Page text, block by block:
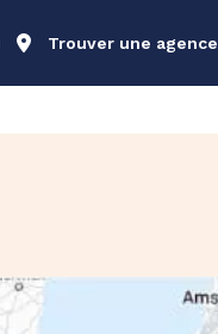
Trouver une agence